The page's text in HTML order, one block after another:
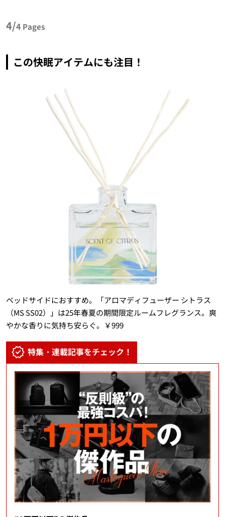
4/4 Pages
この快眠アイテムにも注目！
ベッドサイドにおすすめ。「アロマディフューザー シトラス
（MS SS02）」は25年春夏の期間限定ルームフレグランス。爽
やかな香りに気持ち安らぐ。￥999
特集・連載記事をチェック！